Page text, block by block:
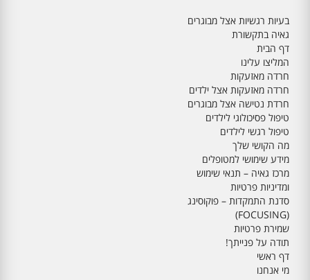
בעיות רגשיות אצל מבוגרים
גאיה בתקשורת
דף הבית
המליצו עלינו
חרדה מאזעקות
חרדה מאזעקות אצל ילדים
חרדת נטישה אצל מבוגרים
טיפול פסיכולוגי לילדים
טיפול רגשי לילדים
מה הקושי שלך
מידע שימושי למטופלים
מרכז גאיה – תנאי שימוש
ומדיניות פרטיות
סדנת התמקדות – פוקוסינג
(FOCUSING)
שמירת פרטיות
תודה על פנייתך!
דף ראשי
מי אנחנו